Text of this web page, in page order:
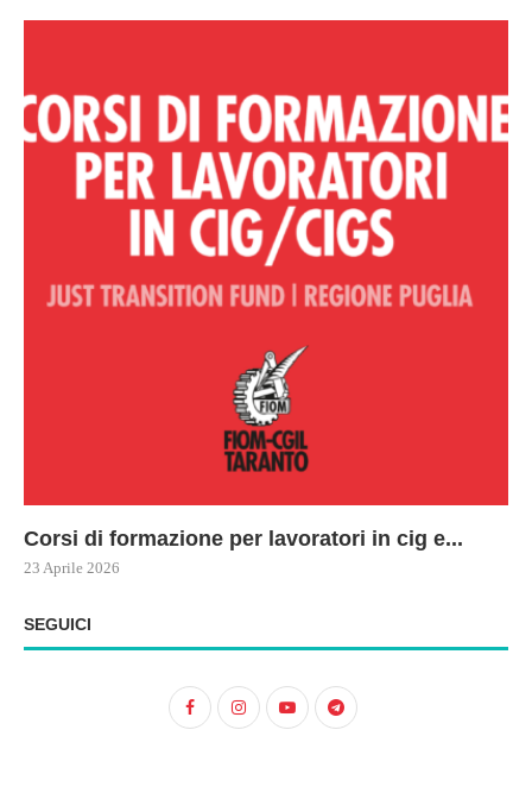
Corsi di formazione per lavoratori in cig e...
23 Aprile 2026
SEGUICI